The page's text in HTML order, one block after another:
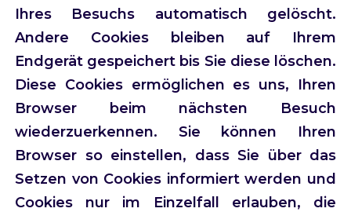
Ihres Besuchs automatisch gelöscht.
Andere Cookies bleiben auf Ihrem
Endgerät gespeichert bis Sie diese löschen.
Diese Cookies ermöglichen es uns, Ihren
Browser beim nächsten Besuch
wiederzuerkennen. Sie können Ihren
Browser so einstellen, dass Sie über das
Setzen von Cookies informiert werden und
Cookies nur im Einzelfall erlauben, die